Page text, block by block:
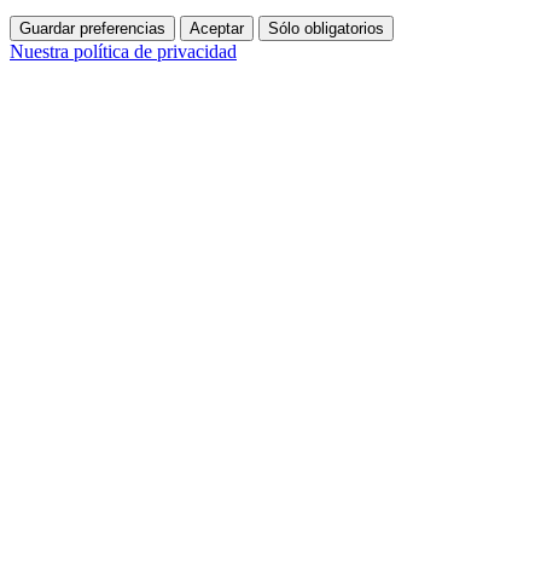
Guardar preferencias Aceptar Sólo obligatorios
Nuestra política de privacidad